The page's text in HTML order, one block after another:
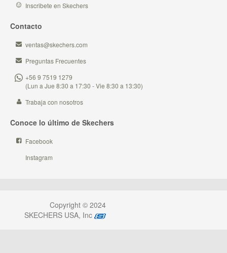
Inscribete en Skechers
Contacto
ventas@skechers.com
Preguntas Frecuentes
+56 9 7519 1279
(Lun a Jue 8:30 a 17:30 - Vie 8:30 a 13:30)
Trabaja con nosotros
Conoce lo último de Skechers
Facebook
Instagram
Copyright © 2024
SKECHERS USA, Inc